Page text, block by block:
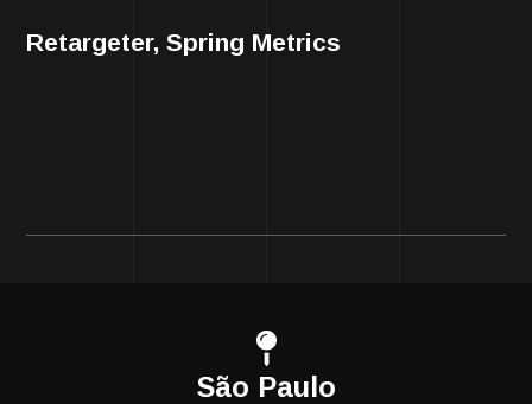
Retargeter, Spring Metrics
São Paulo